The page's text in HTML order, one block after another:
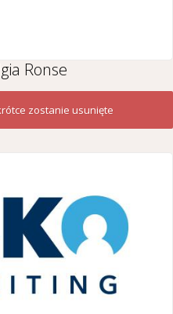
Ronse
zostanie usunięte